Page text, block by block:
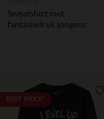
Sweatshirt met
fantasiedruk jongens
BEST PRICE*